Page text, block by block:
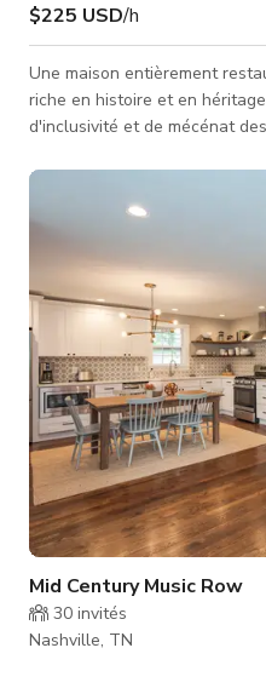
$225 USD/h
Une maison entièrement
riche en histoire et en
d'inclusivité et de mécénat
avec une ambiance privée
Mid Century Music Row
30 invités
Nashville, TN